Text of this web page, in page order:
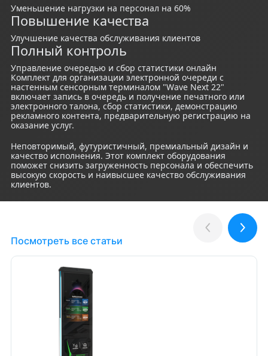
Уменьшение нагрузки на персонал на 60%
Повышение качества
Улучшение качества обслуживания клиентов
Полный контроль
Управление очередью и сбор статистики онлайн
Комплект для организации электронной очереди с
настенным сенсорным терминалом "Wave Next 22"
включает запись в очередь и получение печатного или
электронного талона, сбор статистики, демонстрацию
рекламного контента, предварительную регистрацию на
оказание услуг.
Неповторимый, футуристичный, премиальный дизайн и
качество исполнения. Этот комплект оборудования
поможет снизить загруженность персонала и обеспечить
высокую скорость и наивысшее качество обслуживания
клиентов.
Посмотреть все статьи
Назад